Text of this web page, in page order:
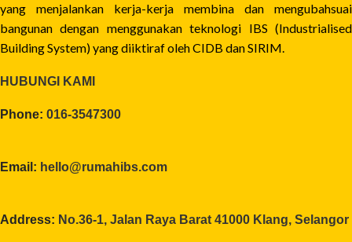
yang menjalankan kerja-kerja membina dan mengubahsuai
bangunan dengan menggunakan teknologi IBS (Industrialised
Building System) yang diiktiraf oleh CIDB dan SIRIM.
HUBUNGI KAMI
Phone: 016-3547300
Email: hello@rumahibs.com
Address: No.36-1, Jalan Raya Barat 41000 Klang, Selangor